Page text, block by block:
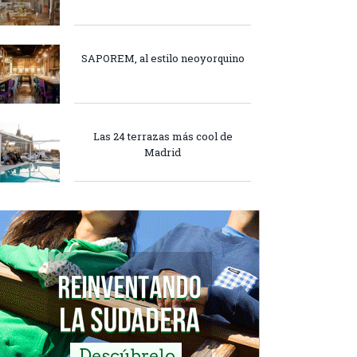
SAPOREM, al estilo neoyorquino
Las 24 terrazas más cool de
Madrid